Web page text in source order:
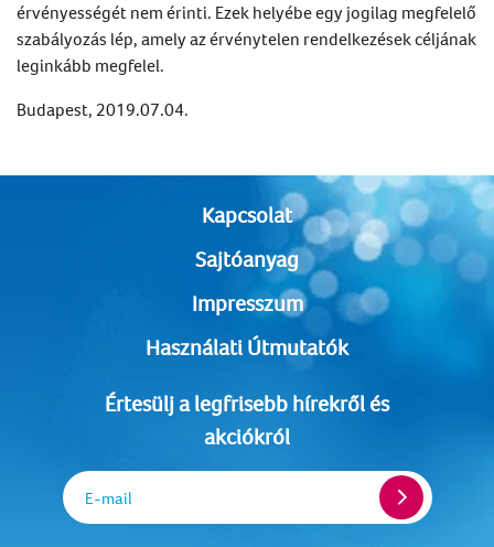
érvényességét nem érinti. Ezek helyébe egy jogilag megfelelő
szabályozás lép, amely az érvénytelen rendelkezések céljának
leginkább megfelel.
Budapest, 2019.07.04.
Kapcsolat
Sajtóanyag
Impresszum
Használati Útmutatók
Értesülj a legfrisebb hírekről és
akciókról
E-mail